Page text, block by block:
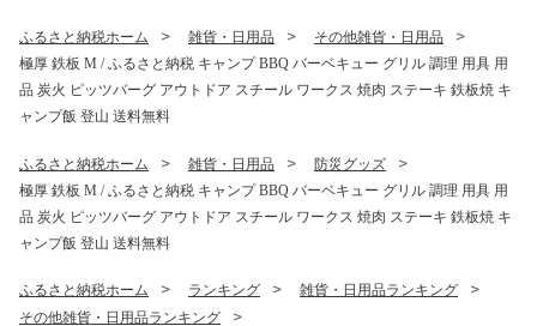
日本製 奈良県 宇陀市 ふるさ
と納税
陀市 ふるさと納税
ふるさと納税ホーム 雑貨・日用品
その他雑貨・日用品
極厚 鉄板 M / ふるさと納税 キャンプ BBQ バーベキュー グリル 調理 用具 用
品 炭火 ピッツバーグ アウトドア スチール ワークス 焼肉 ステーキ 鉄板焼 キ
ャンプ飯 登山 送料無料
ふるさと納税ホーム 雑貨・日用品
防災グッズ
極厚 鉄板 M / ふるさと納税 キャンプ BBQ バーベキュー グリル 調理 用具 用
品 炭火 ピッツバーグ アウトドア スチール ワークス 焼肉 ステーキ 鉄板焼 キ
ャンプ飯 登山 送料無料
ふるさと納税ホーム ランキング
雑貨・日用品ランキング
その他雑貨・日用品ランキング